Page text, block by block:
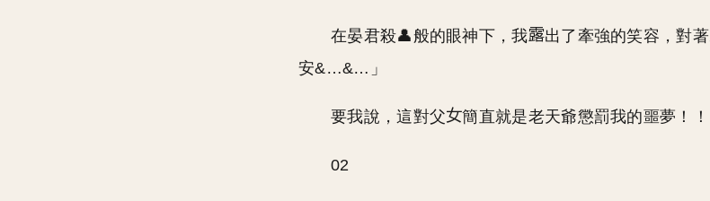
在晏君殺👤般的眼神下，我 出了牽強的笑容，對著
安&…&…」
要我說，這對父 簡直就是老天爺懲罰我的噩夢！！
02